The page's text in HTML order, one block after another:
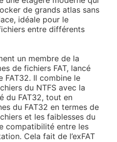
de grands atlas sans
idéale pour le
entre différents
un membre de la
de fichiers FAT, lancé
FAT32. Il combine le
du NTFS avec la
du FAT32, tout en
du FAT32 en termes de
et les faiblesses du
compatibilité entre les
Cela fait de l’exFAT